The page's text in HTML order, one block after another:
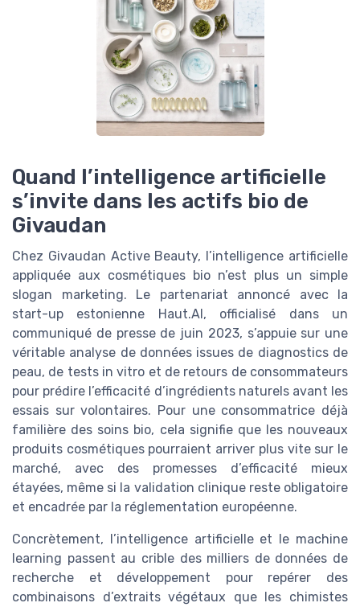
Quand l’intelligence artificielle
s’invite dans les actifs bio de
Givaudan
Chez Givaudan Active Beauty, l’intelligence artificielle
appliquée aux cosmétiques bio n’est plus un simple
slogan marketing. Le partenariat annoncé avec la
start-up estonienne Haut.AI, officialisé dans un
communiqué de presse de juin 2023, s’appuie sur une
véritable analyse de données issues de diagnostics de
peau, de tests in vitro et de retours de consommateurs
pour prédire l’efficacité d’ingrédients naturels avant les
essais sur volontaires. Pour une consommatrice déjà
familière des soins bio, cela signifie que les nouveaux
produits cosmétiques pourraient arriver plus vite sur le
marché, avec des promesses d’efficacité mieux
étayées, même si la validation clinique reste obligatoire
et encadrée par la réglementation européenne.
Concrètement, l’intelligence artificielle et le machine
learning passent au crible des milliers de données de
recherche et développement pour repérer des
combinaisons d’extraits végétaux que les chimistes